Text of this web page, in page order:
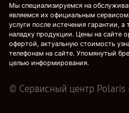
Мы специализируемся на
являемся их официальным
услуги после истечения гарантии,
наладку продукции. Цены на сайте
офертой, актуальную стоимость
телефонам на сайте. Упомянутый
целью информирования.
© Сервисный центр Polaris